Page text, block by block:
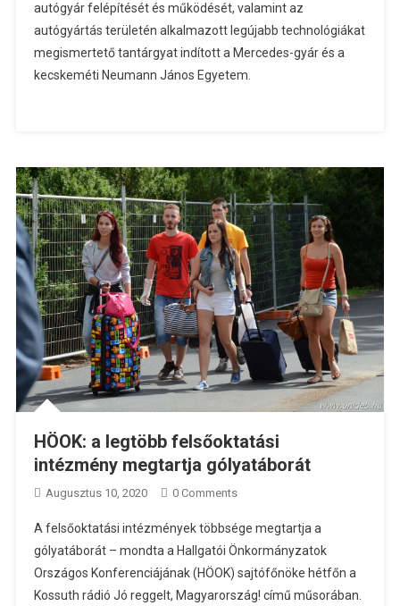
autógyár felépítését és működését, valamint az
autógyártás területén alkalmazott legújabb technológiákat
megismertető tantárgyat indított a Mercedes-gyár és a
kecskeméti Neumann János Egyetem.
HÖOK: a legtöbb felsőoktatási
intézmény megtartja gólyatáborát
Augusztus 10, 2020 0 Comments
A felsőoktatási intézmények többsége megtartja a
gólyatáborát – mondta a Hallgatói Önkormányzatok
Országos Konferenciájának (HÖOK) sajtófőnöke hétfőn a
Kossuth rádió Jó reggelt, Magyarország! című műsorában.